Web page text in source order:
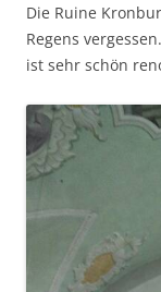
Die Ruine
Regens
ist sehr schön